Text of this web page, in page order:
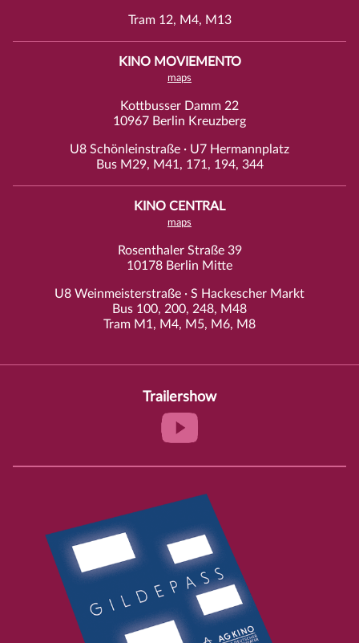
Tram 12, M4, M13
KINO MOVIEMENTO
maps
Kottbusser Damm 22
10967 Berlin Kreuzberg
U8 Schönleinstraße · U7 Hermannplatz
Bus M29, M41, 171, 194, 344
KINO CENTRAL
maps
Rosenthaler Straße 39
10178 Berlin Mitte
U8 Weinmeisterstraße · S Hackescher Markt
Bus 100, 200, 248, M48
Tram M1, M4, M5, M6, M8
Trailershow